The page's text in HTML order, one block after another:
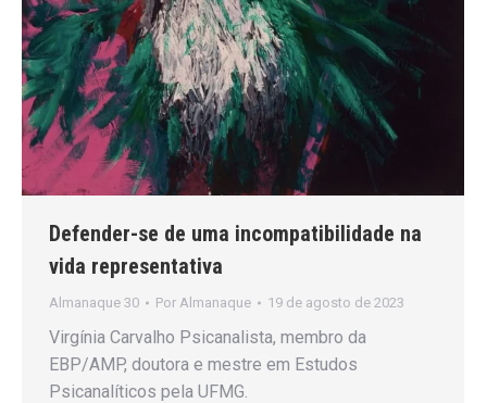
Defender-se de uma incompatibilidade na
vida representativa
Almanaque 30 Por Almanaque 19 de agosto de 2023
Virgínia Carvalho Psicanalista, membro da
EBP/AMP, doutora e mestre em Estudos
Psicanalíticos pela UFMG.